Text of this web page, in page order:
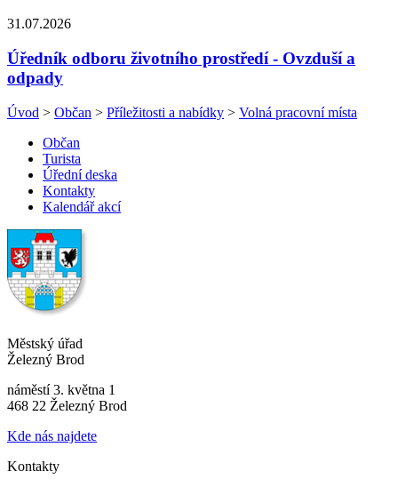
31.07.2026
Úředník odboru životního prostředí - Ovzduší a
odpady
Úvod > Občan > Příležitosti a nabídky > Volná pracovní místa
Občan
Turista
Úřední deska
Kontakty
Kalendář akcí
Městský úřad
Železný Brod
náměstí 3. května 1
468 22 Železný Brod
Kde nás najdete
Kontakty